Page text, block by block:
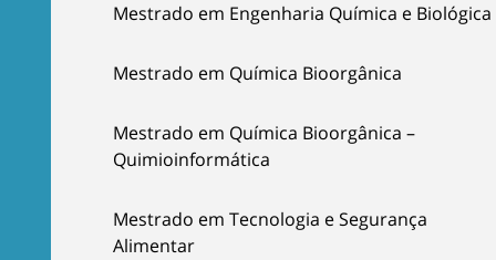
Mestrado em Engenharia Química e Biológica
Mestrado em Química Bioorgânica
Mestrado em Química Bioorgânica –
Quimioinformática
Mestrado em Tecnologia e Segurança
Alimentar